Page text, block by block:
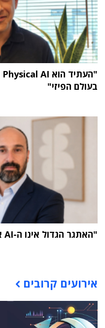
בעולם הפיזי"
"האתגר הגדול אינו ה-AI אלא הטמעתה בארגון"
אירועים קרובים